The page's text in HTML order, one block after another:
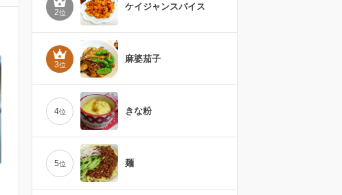
2位
ケイジャンスパイス
3位
麻婆茄子
4位 きな粉
5位 麺